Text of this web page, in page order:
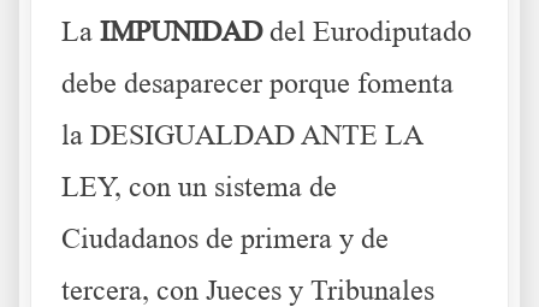
La IMPUNIDADdel Eurodiputado
debe desaparecer porque fomenta
la DESIGUALDAD ANTE LA
LEY, con un sistema de
Ciudadanos de primera y de
tercera, con Jueces y Tribunales